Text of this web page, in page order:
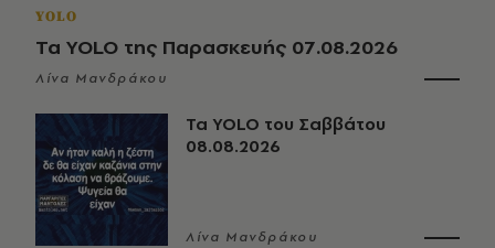
YOLO
Τα YOLO της Παρασκευής 07.08.2026
Λίνα Μανδράκου
Τα YOLO του Σαββάτου
08.08.2026
Λίνα Μανδράκου